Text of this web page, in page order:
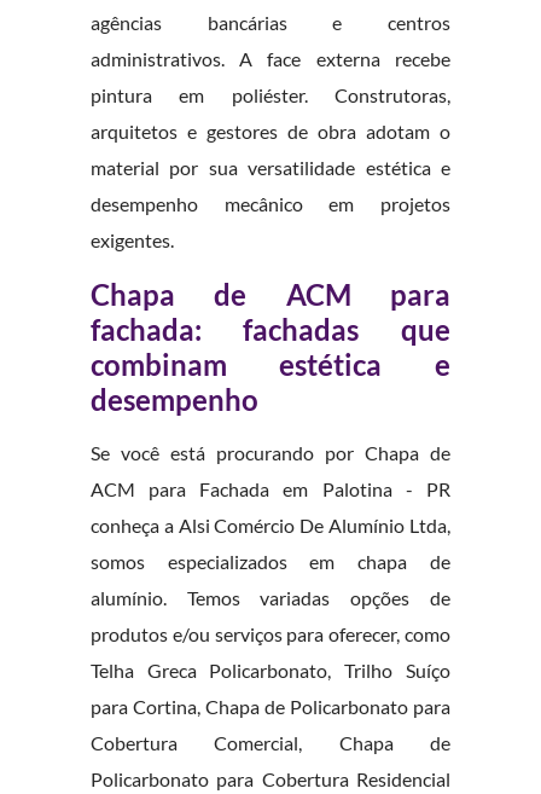
agências bancárias e centros
administrativos. A face externa recebe
pintura em poliéster. Construtoras,
arquitetos e gestores de obra adotam o
material por sua versatilidade estética e
desempenho mecânico em projetos
exigentes.
Chapa de ACM para
fachada: fachadas que
combinam estética e
desempenho
Se você está procurando por Chapa de
ACM para Fachada em Palotina - PR
conheça a Alsi Comércio De Alumínio Ltda,
somos especializados em chapa de
alumínio. Temos variadas opções de
produtos e/ou serviços para oferecer, como
Telha Greca Policarbonato, Trilho Suíço
para Cortina, Chapa de Policarbonato para
Cobertura Comercial, Chapa de
Policarbonato para Cobertura Residencial